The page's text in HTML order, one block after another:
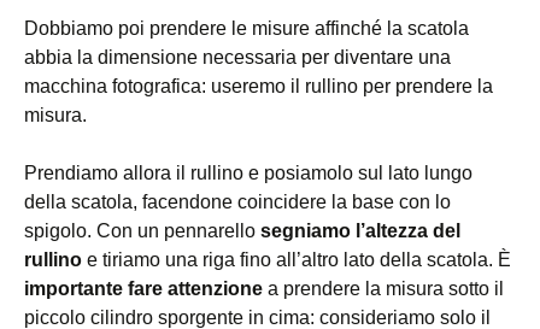
Dobbiamo poi prendere le misure affinché la scatola
abbia la dimensione necessaria per diventare una
macchina fotografica: useremo il rullino per prendere la
misura.
Prendiamo allora il rullino e posiamolo sul lato lungo
della scatola, facendone coincidere la base con lo
spigolo. Con un pennarello segniamo l’altezza del
rullino e tiriamo una riga fino all’altro lato della scatola. È
importante fare attenzione a prendere la misura sotto il
piccolo cilindro sporgente in cima: consideriamo solo il